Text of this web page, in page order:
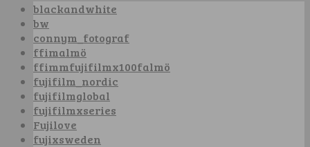
blackandwhite
bw
connym_fotograf
ffimalmö
ffimmfujifilmx100falmö
fujifilm_nordic
fujifilmglobal
fujifilmxseries
Fujilove
fujixsweden